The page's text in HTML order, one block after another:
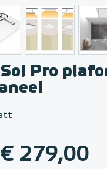
Pro
€ 279,00